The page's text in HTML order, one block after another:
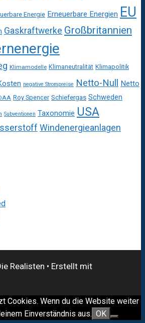
Energie Erneuerbare Energien EU
Gaskraftwerke Großbritannien
Klimamodelle Klimaneutralität Klimapolitik
negative Strompreise Netto-Null
Netto
Roy Spencer Schiefergas Schweden
Subventionen Taxonomie USA
Windenergieanlagen
Realisten • Erstellt mit
Cookies. Wenn du die Website weiter
Einverständnis aus. OK